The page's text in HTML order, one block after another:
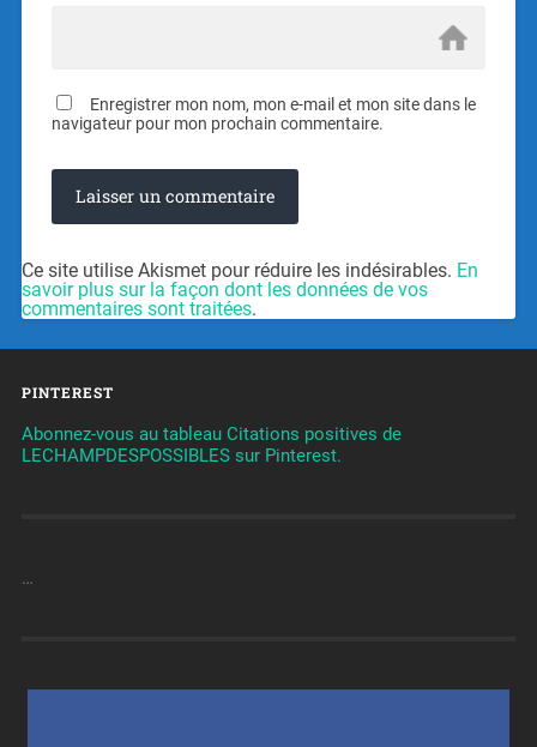
Enregistrer mon nom, mon e-mail et mon site dans le
navigateur pour mon prochain commentaire.
Ce site utilise Akismet pour réduire les indésirables. En
savoir plus sur la façon dont les données de vos
commentaires sont traitées.
PINTEREST
Abonnez-vous au tableau Citations positives de
LECHAMPDESPOSSIBLES sur Pinterest.
…